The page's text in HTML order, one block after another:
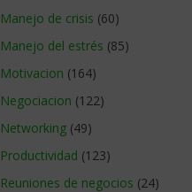
Manejo de crisis (60)
Manejo del estrés (85)
Motivacion (164)
Negociacion (122)
Networking (49)
Productividad (123)
Reuniones de negocios (24)